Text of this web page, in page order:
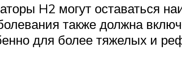
H2 могут оставаться
также должна
для более тяжелых и